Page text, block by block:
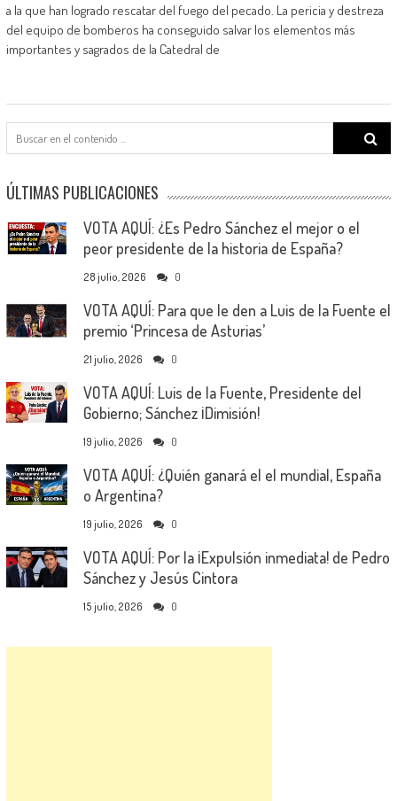
a la que han logrado rescatar del fuego del pecado. La pericia y destreza
del equipo de bomberos ha conseguido salvar los elementos más
importantes y sagrados de la Catedral de
Search
ÚLTIMAS PUBLICACIONES
VOTA AQUÍ: ¿Es Pedro Sánchez el mejor o el
peor presidente de la historia de España?
28 julio, 2026 0
VOTA AQUÍ: Para que le den a Luis de la Fuente el
premio ‘Princesa de Asturias’
21 julio, 2026 0
VOTA AQUÍ: Luis de la Fuente, Presidente del
Gobierno; Sánchez ¡Dimisión!
19 julio, 2026 0
VOTA AQUÍ: ¿Quién ganará el el mundial, España
o Argentina?
19 julio, 2026 0
VOTA AQUÍ: Por la ¡Expulsión inmediata! de Pedro
Sánchez y Jesús Cintora
15 julio, 2026 0